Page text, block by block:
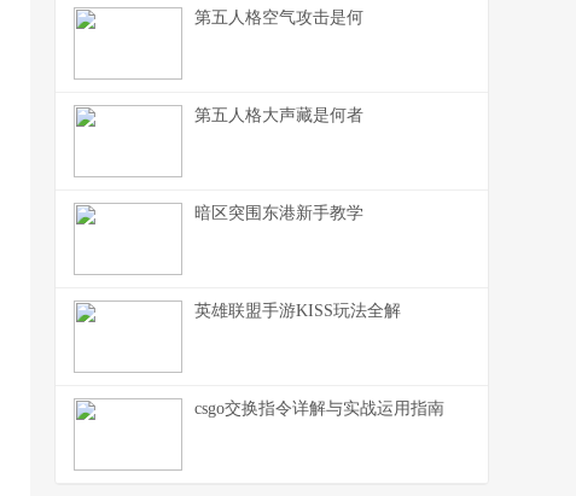
第五人格空气攻击是何
第五人格大声藏是何者
暗区突围东港新手教学
英雄联盟手游KISS玩法全解
csgo交换指令详解与实战运用指南